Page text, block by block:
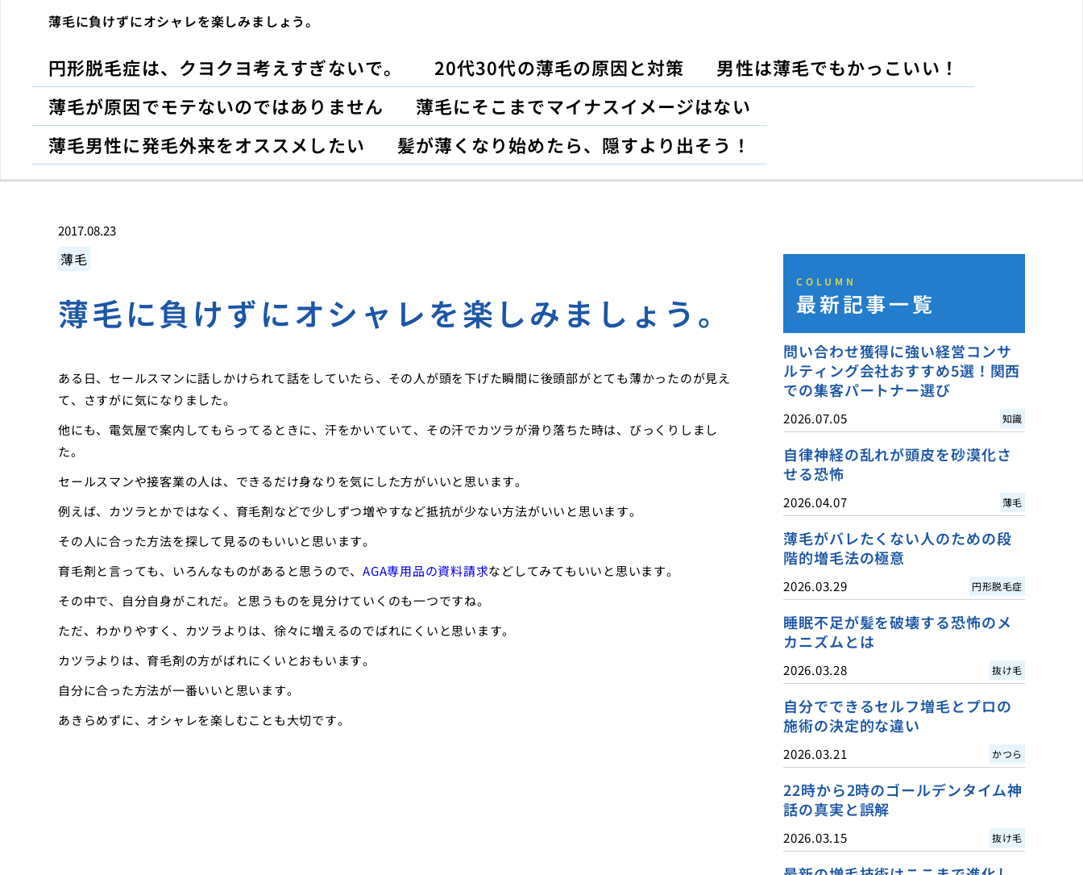
薄毛に負けずにオシャレを楽しみましょう。
円形脱毛症は、クヨクヨ考えすぎないで。 20代30代の薄毛の原因と対策
男性は薄毛でもかっこいい！
薄毛が原因でモテないのではありません
薄毛にそこまでマイナスイメージはない
薄毛男性に発毛外来をオススメしたい
髪が薄くなり始めたら、隠すより出そう！
2017.08.23
薄毛
薄毛に負けずにオシャレを楽しみましょう。
ある日、セールスマンに話しかけられて話をしていたら、その人が頭を下げた瞬間に後頭部がとても薄かったのが見え
て、さすがに気になりました。
他にも、電気屋で案内してもらってるときに、汗をかいていて、その汗でカツラが滑り落ちた時は、びっくりしまし
た。
セールスマンや接客業の人は、できるだけ身なりを気にした方がいいと思います。
例えば、カツラとかではなく、育毛剤などで少しずつ増やすなど抵抗が少ない方法がいいと思います。
その人に合った方法を探して見るのもいいと思います。
育毛剤と言っても、いろんなものがあると思うので、 AGA専用品の資料請求などしてみてもいいと思います。
その中で、自分自身がこれだ。と思うものを見分けていくのも一つですね。
ただ、わかりやすく、カツラよりは、徐々に増えるのでばれにくいと思います。
カツラよりは、育毛剤の方がばれにくいとおもいます。
自分に合った方法が一番いいと思います。
あきらめずに、オシャレを楽しむことも大切です。
COLUMN
最新記事一覧
問い合わせ獲得に強い経営コンサ
ルティング会社おすすめ5選！関西
での集客パートナー選び
2026.07.05 知識
自律神経の乱れが頭皮を砂漠化さ
せる恐怖
2026.04.07 薄毛
薄毛がバレたくない人のための段
階的増毛法の極意
2026.03.29 円形脱毛症
睡眠不足が髪を破壊する恐怖のメ
カニズムとは
2026.03.28 抜け毛
自分でできるセルフ増毛とプロの
施術の決定的な違い
2026.03.21 かつら
22時から2時のゴールデンタイム神
話の真実と誤解
2026.03.15 抜け毛